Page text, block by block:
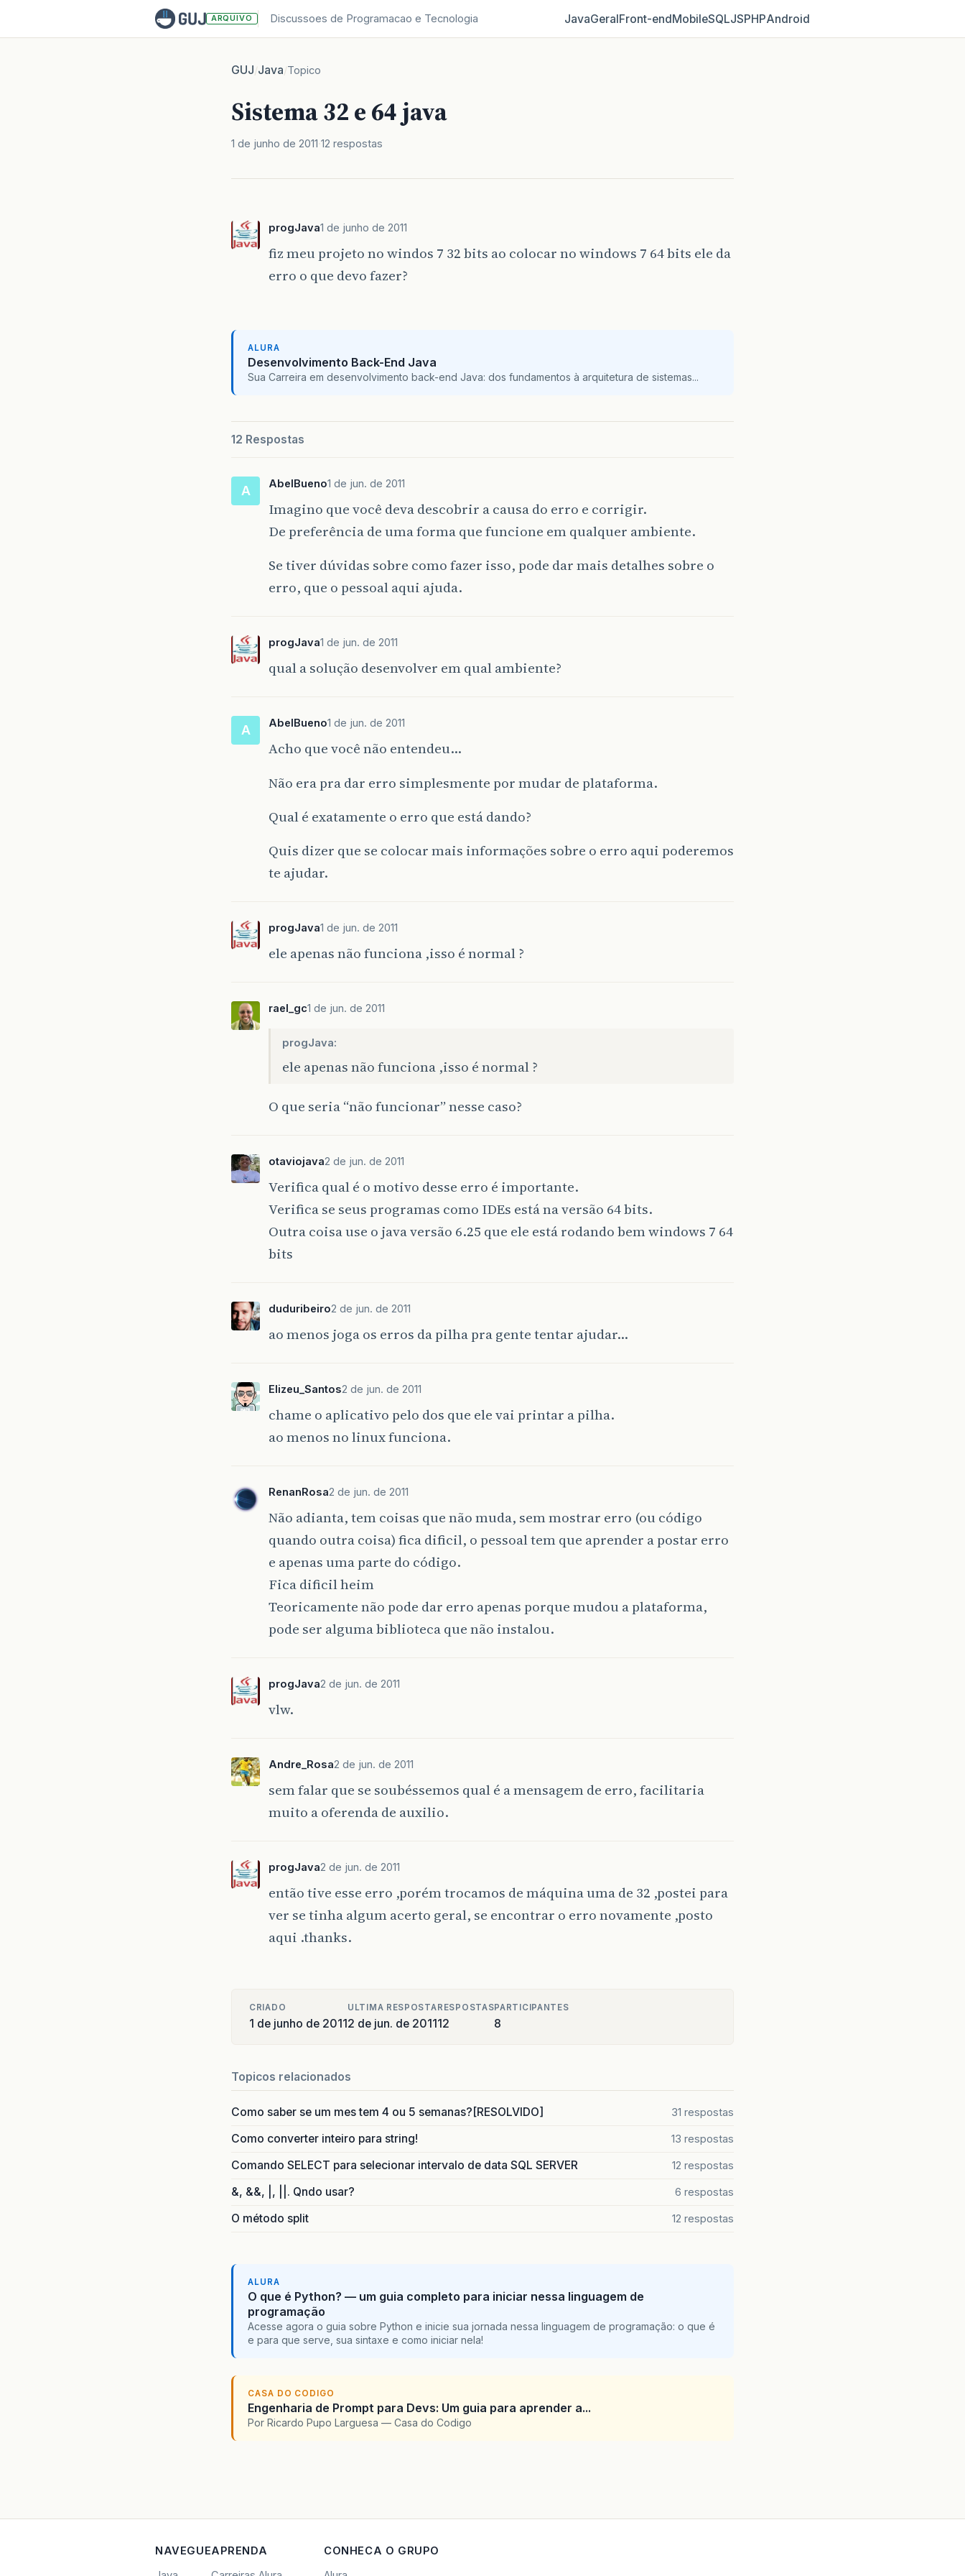
ARQUIVO Discussoes de Programacao e Tecnologia JavaGeralFront‑endMobileSQLJSPHPAndroid
GUJ/Java/Topico
Sistema 32 e 64 java
1 de junho de 2011 12 respostas
progJava1 de junho de 2011
fiz meu projeto no windos 7 32 bits ao colocar no windows 7 64 bits ele da
erro o que devo fazer?
ALURA
Desenvolvimento Back-End Java
Sua Carreira em desenvolvimento back-end Java: dos fundamentos à arquitetura de sistemas...
12 Respostas
A AbelBueno1 de jun. de 2011
Imagino que você deva descobrir a causa do erro e corrigir.
De preferência de uma forma que funcione em qualquer ambiente.
Se tiver dúvidas sobre como fazer isso, pode dar mais detalhes sobre o
erro, que o pessoal aqui ajuda.
progJava1 de jun. de 2011
qual a solução desenvolver em qual ambiente?
A AbelBueno1 de jun. de 2011
Acho que você não entendeu…
Não era pra dar erro simplesmente por mudar de plataforma.
Qual é exatamente o erro que está dando?
Quis dizer que se colocar mais informações sobre o erro aqui poderemos
te ajudar.
progJava1 de jun. de 2011
ele apenas não funciona ,isso é normal ?
rael_gc1 de jun. de 2011
progJava:
ele apenas não funciona ,isso é normal ?
O que seria “não funcionar” nesse caso?
otaviojava2 de jun. de 2011
Verifica qual é o motivo desse erro é importante.
Verifica se seus programas como IDEs está na versão 64 bits.
Outra coisa use o java versão 6.25 que ele está rodando bem windows 7 64
bits
duduribeiro2 de jun. de 2011
ao menos joga os erros da pilha pra gente tentar ajudar…
Elizeu_Santos2 de jun. de 2011
chame o aplicativo pelo dos que ele vai printar a pilha.
ao menos no linux funciona.
RenanRosa2 de jun. de 2011
Não adianta, tem coisas que não muda, sem mostrar erro (ou código
quando outra coisa) fica dificil, o pessoal tem que aprender a postar erro
e apenas uma parte do código.
Fica dificil heim
Teoricamente não pode dar erro apenas porque mudou a plataforma,
pode ser alguma biblioteca que não instalou.
progJava2 de jun. de 2011
vlw.
Andre_Rosa2 de jun. de 2011
sem falar que se soubéssemos qual é a mensagem de erro, facilitaria
muito a oferenda de auxilio.
progJava2 de jun. de 2011
então tive esse erro ,porém trocamos de máquina uma de 32 ,postei para
ver se tinha algum acerto geral, se encontrar o erro novamente ,posto
aqui .thanks.
CRIADO
1 de junho de 2011
ULTIMA RESPOSTA
2 de jun. de 2011
RESPOSTAS
12
PARTICIPANTES
8
Topicos relacionados
Como saber se um mes tem 4 ou 5 semanas?[RESOLVIDO] 31 respostas
Como converter inteiro para string! 13 respostas
Comando SELECT para selecionar intervalo de data SQL SERVER 12 respostas
&, &&, |, ||. Qndo usar? 6 respostas
O método split 12 respostas
ALURA
O que é Python? — um guia completo para iniciar nessa linguagem de
programação
Acesse agora o guia sobre Python e inicie sua jornada nessa linguagem de programação: o que é
e para que serve, sua sintaxe e como iniciar nela!
CASA DO CODIGO
Engenharia de Prompt para Devs: Um guia para aprender a...
Por Ricardo Pupo Larguesa — Casa do Codigo
NAVEGUEAPRENDA
CONHECA O GRUPO